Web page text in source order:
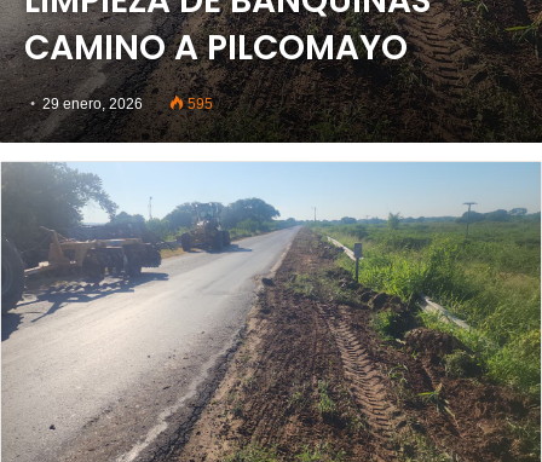
CAMINO A PILCOMAYO
29 enero, 2026 595